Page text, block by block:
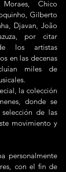
Chico
Gilberto
Djavan, João
por citar
los artistas
en las decenas
miles de
la colección
donde se
de las
movimiento y
personalmente
con el fin de